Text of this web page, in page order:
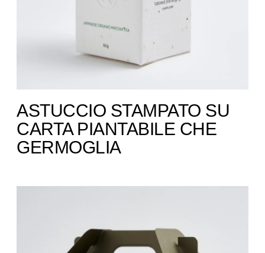
ASTUCCIO STAMPATO SU
CARTA PIANTABILE CHE
GERMOGLIA